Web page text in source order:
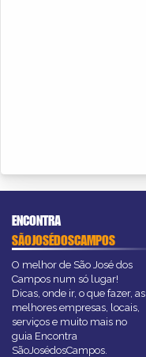
ENCONTRA
SÃOJOSÉDOSCAMPOS
O melhor de São José dos
Campos num só lugar!
Dicas, onde ir, o que fazer, as
melhores empresas, locais,
serviços e muito mais no
guia Encontra
SãoJosédosCampos.